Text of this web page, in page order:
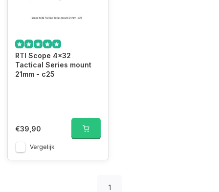
RTI Scope 4x32
Tactical Series mount
21mm - c25
€39,90
Vergelijk
1